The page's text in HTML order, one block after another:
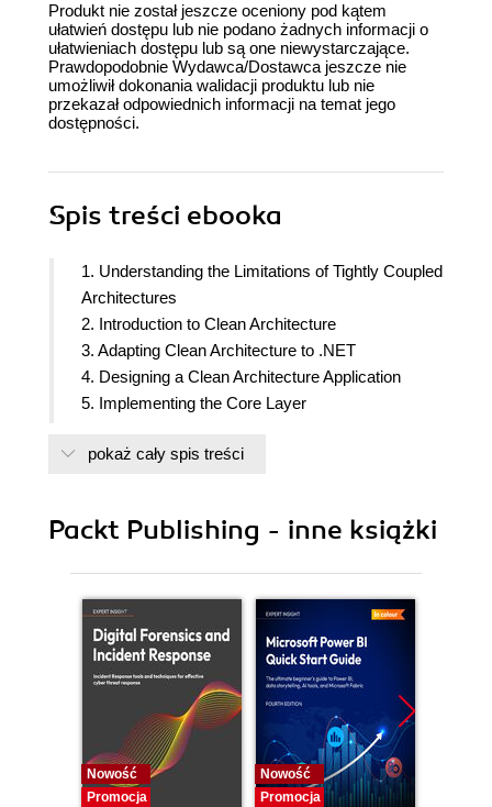
Produkt nie został jeszcze oceniony pod kątem
ułatwień dostępu lub nie podano żadnych informacji o
ułatwieniach dostępu lub są one niewystarczające.
Prawdopodobnie Wydawca/Dostawca jeszcze nie
umożliwił dokonania walidacji produktu lub nie
przekazał odpowiednich informacji na temat jego
dostępności.
Spis treści ebooka
1. Understanding the Limitations of Tightly Coupled
Architectures
2. Introduction to Clean Architecture
3. Adapting Clean Architecture to .NET
4. Designing a Clean Architecture Application
5. Implementing the Core Layer
7. Implementing the Persistence Layer
9. Building Secure, Testable UI Components for
Structured Service Composition
11. Securing a Clean Architecture Application
12. Reducing Boilerplate in Clean Architecture
13. Deploying a Clean Architecture Application in
Azure
14. Managing and Evolving a Clean Architecture
Application
pokaż cały spis treści
Packt Publishing - inne książki
Nowość
Promocja
Nowość
Promocja